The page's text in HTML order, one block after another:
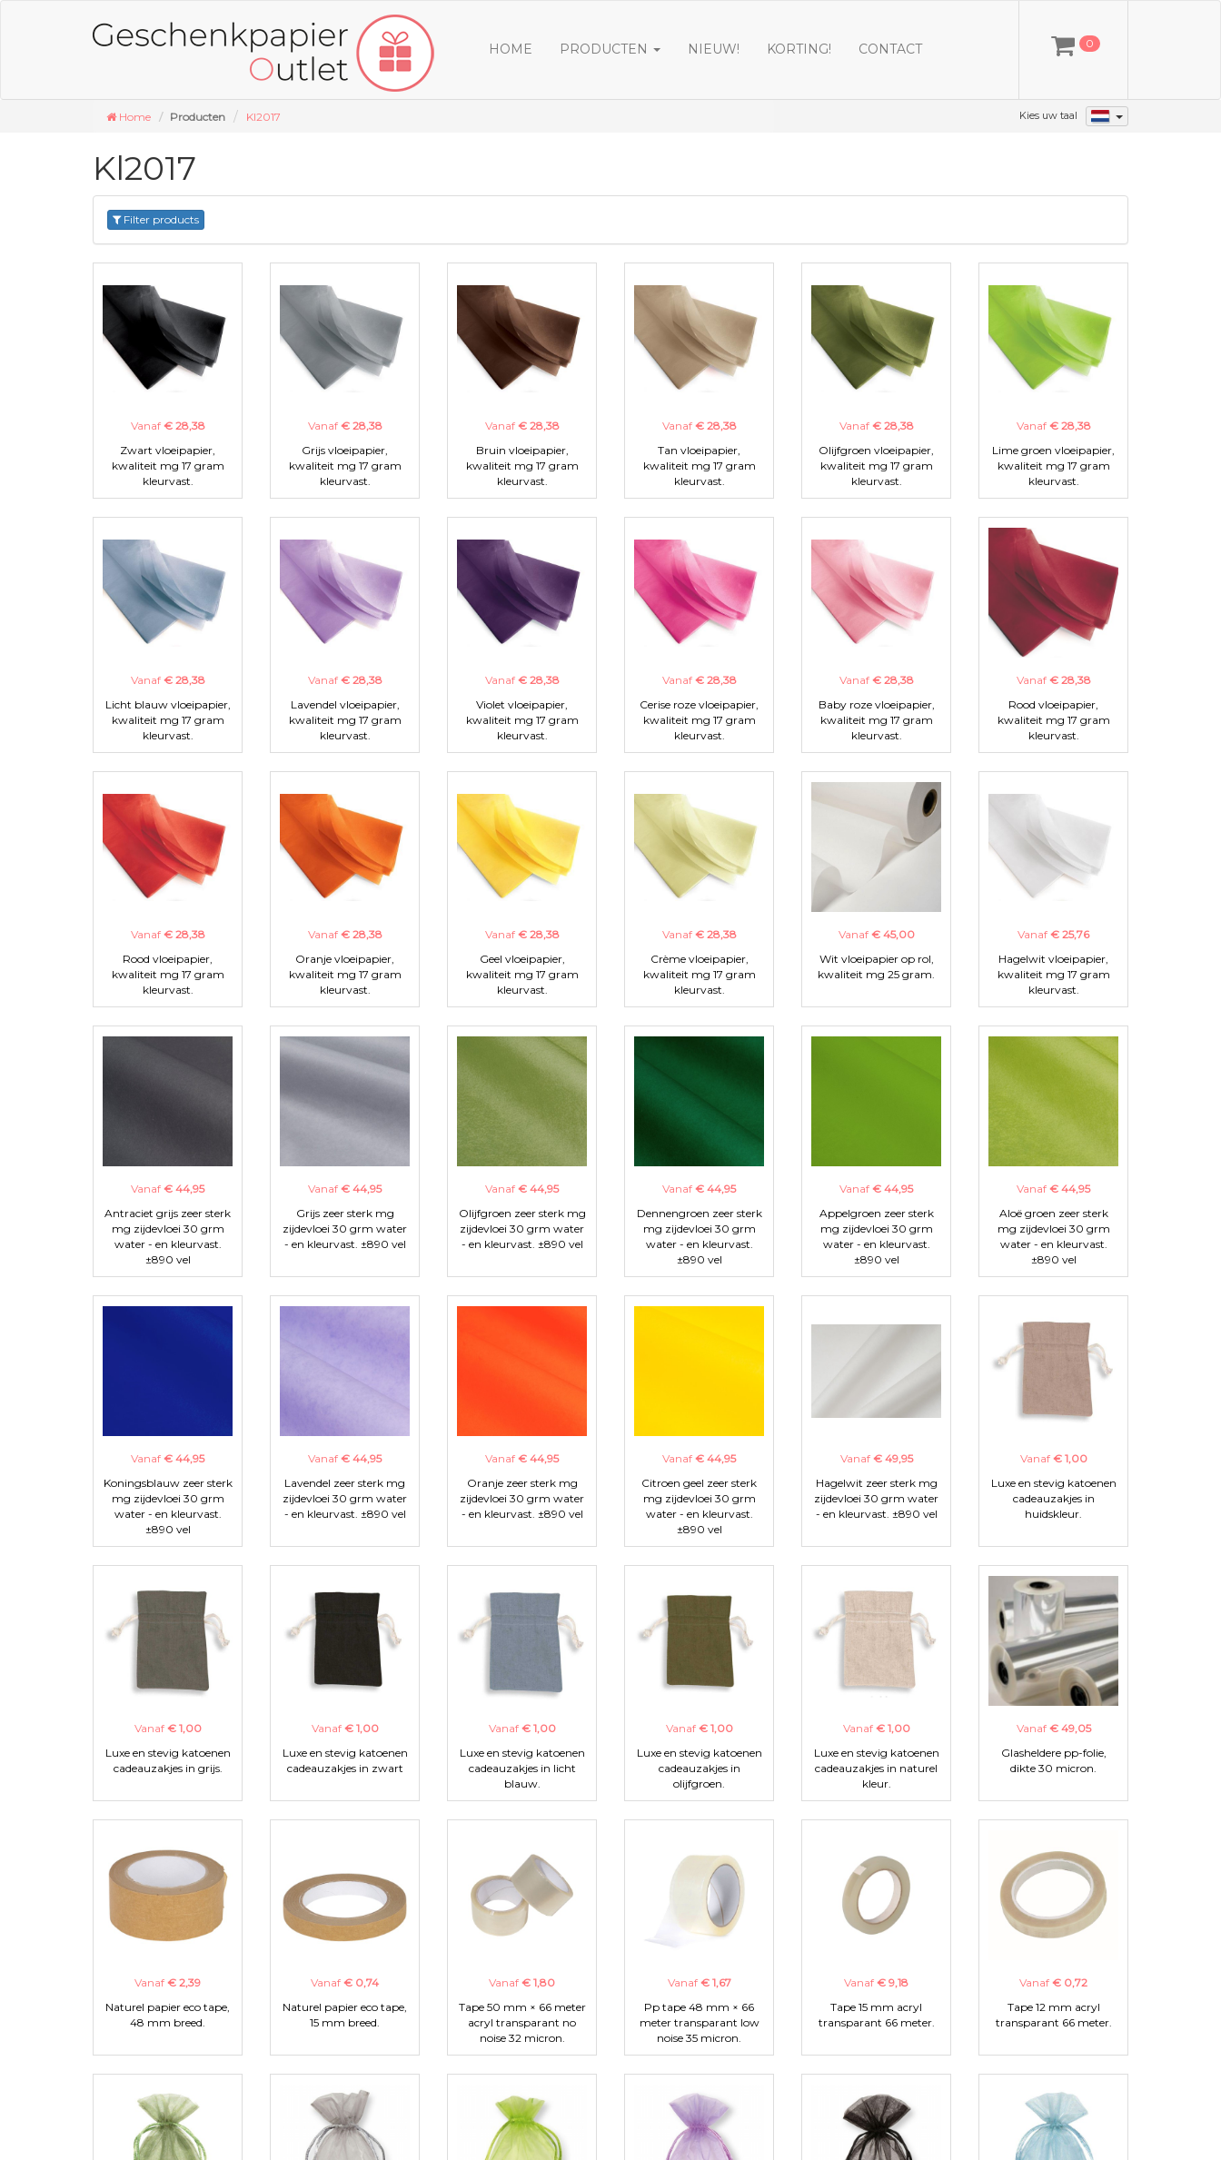
HOME PRODUCTEN NIEUW! KORTING! CONTACT 0
Home Producten Kl2017 Kies uw taal
Kl2017
Filter products
Vanaf € 28,38
Zwart vloeipapier,
kwaliteit mg 17 gram
kleurvast.
Vanaf € 28,38
Grijs vloeipapier,
kwaliteit mg 17 gram
kleurvast.
Vanaf € 28,38
Bruin vloeipapier,
kwaliteit mg 17 gram
kleurvast.
Vanaf € 28,38
Tan vloeipapier,
kwaliteit mg 17 gram
kleurvast.
Vanaf € 28,38
Olijfgroen vloeipapier,
kwaliteit mg 17 gram
kleurvast.
Vanaf € 28,38
Lime groen vloeipapier,
kwaliteit mg 17 gram
kleurvast.
Vanaf € 28,38
Licht blauw vloeipapier,
kwaliteit mg 17 gram
kleurvast.
Vanaf € 28,38
Lavendel vloeipapier,
kwaliteit mg 17 gram
kleurvast.
Vanaf € 28,38
Violet vloeipapier,
kwaliteit mg 17 gram
kleurvast.
Vanaf € 28,38
Cerise roze vloeipapier,
kwaliteit mg 17 gram
kleurvast.
Vanaf € 28,38
Baby roze vloeipapier,
kwaliteit mg 17 gram
kleurvast.
Vanaf € 28,38
Rood vloeipapier,
kwaliteit mg 17 gram
kleurvast.
Vanaf € 28,38
Rood vloeipapier,
kwaliteit mg 17 gram
kleurvast.
Vanaf € 28,38
Oranje vloeipapier,
kwaliteit mg 17 gram
kleurvast.
Vanaf € 28,38
Geel vloeipapier,
kwaliteit mg 17 gram
kleurvast.
Vanaf € 28,38
Crème vloeipapier,
kwaliteit mg 17 gram
kleurvast.
Vanaf € 45,00
Wit vloeipapier op rol,
kwaliteit mg 25 gram.
Vanaf € 25,76
Hagelwit vloeipapier,
kwaliteit mg 17 gram
kleurvast.
Vanaf € 44,95
Antraciet grijs zeer sterk
mg zijdevloei 30 grm
water - en kleurvast.
±890 vel
Vanaf € 44,95
Grijs zeer sterk mg
zijdevloei 30 grm water
- en kleurvast. ±890 vel
Vanaf € 44,95
Olijfgroen zeer sterk mg
zijdevloei 30 grm water
- en kleurvast. ±890 vel
Vanaf € 44,95
Dennengroen zeer sterk
mg zijdevloei 30 grm
water - en kleurvast.
±890 vel
Vanaf € 44,95
Appelgroen zeer sterk
mg zijdevloei 30 grm
water - en kleurvast.
±890 vel
Vanaf € 44,95
Aloë groen zeer sterk
mg zijdevloei 30 grm
water - en kleurvast.
±890 vel
Vanaf € 44,95
Koningsblauw zeer sterk
mg zijdevloei 30 grm
water - en kleurvast.
±890 vel
Vanaf € 44,95
Lavendel zeer sterk mg
zijdevloei 30 grm water
- en kleurvast. ±890 vel
Vanaf € 44,95
Oranje zeer sterk mg
zijdevloei 30 grm water
- en kleurvast. ±890 vel
Vanaf € 44,95
Citroen geel zeer sterk
mg zijdevloei 30 grm
water - en kleurvast.
±890 vel
Vanaf € 49,95
Hagelwit zeer sterk mg
zijdevloei 30 grm water
- en kleurvast. ±890 vel
Vanaf € 1,00
Luxe en stevig katoenen
cadeauzakjes in
huidskleur.
Vanaf € 1,00
Luxe en stevig katoenen
cadeauzakjes in grijs.
Vanaf € 1,00
Luxe en stevig katoenen
cadeauzakjes in zwart
Vanaf € 1,00
Luxe en stevig katoenen
cadeauzakjes in licht
blauw.
Vanaf € 1,00
Luxe en stevig katoenen
cadeauzakjes in
olijfgroen.
Vanaf € 1,00
Luxe en stevig katoenen
cadeauzakjes in naturel
kleur.
Vanaf € 49,05
Glasheldere pp-folie,
dikte 30 micron.
Vanaf € 2,39
Naturel papier eco tape,
48 mm breed.
Vanaf € 0,74
Naturel papier eco tape,
15 mm breed.
Vanaf € 1,80
Tape 50 mm × 66 meter
acryl transparant no
noise 32 micron.
Vanaf € 1,67
Pp tape 48 mm × 66
meter transparant low
noise 35 micron.
Vanaf € 9,18
Tape 15 mm acryl
transparant 66 meter.
Vanaf € 0,72
Tape 12 mm acryl
transparant 66 meter.